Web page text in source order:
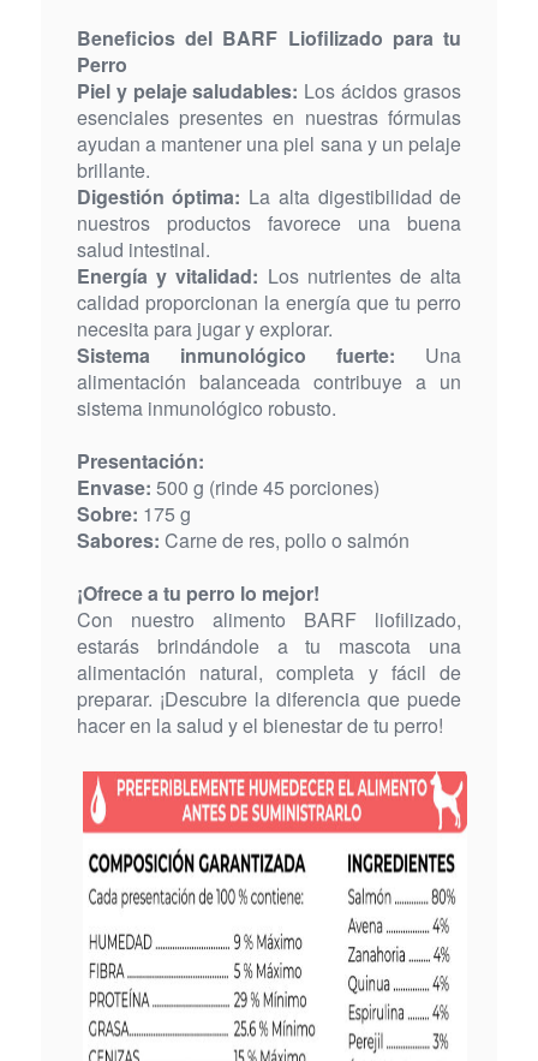
Beneficios del BARF Liofilizado para tu
Perro
Piel y pelaje saludables: Los ácidos grasos
esenciales presentes en nuestras fórmulas
ayudan a mantener una piel sana y un pelaje
brillante.
Digestión óptima: La alta digestibilidad de
nuestros productos favorece una buena
salud intestinal.
Energía y vitalidad: Los nutrientes de alta
calidad proporcionan la energía que tu perro
necesita para jugar y explorar.
Sistema inmunológico fuerte: Una
alimentación balanceada contribuye a un
sistema inmunológico robusto.
Presentación:
Envase: 500 g (rinde 45 porciones)
Sobre: 175 g
Sabores: Carne de res, pollo o salmón
¡Ofrece a tu perro lo mejor!
Con nuestro alimento BARF liofilizado,
estarás brindándole a tu mascota una
alimentación natural, completa y fácil de
preparar. ¡Descubre la diferencia que puede
hacer en la salud y el bienestar de tu perro!